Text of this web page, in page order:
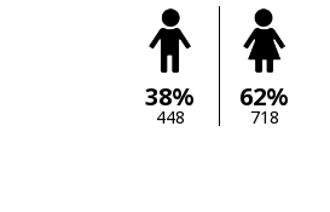
38%
448
62%
718